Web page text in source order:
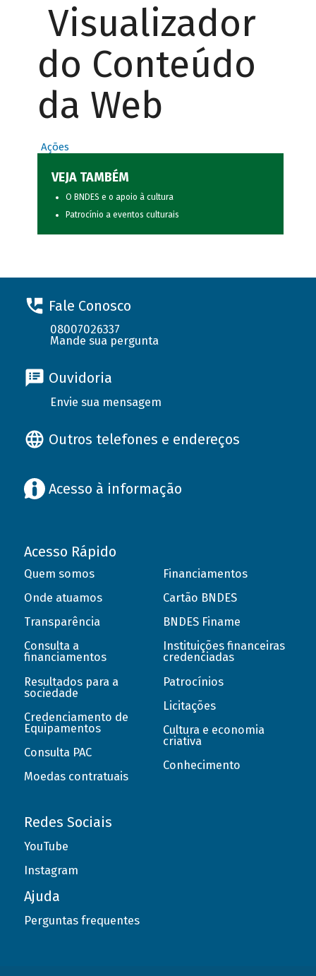
Visualizador
do Conteúdo
da Web
Ações
VEJA TAMBÉM
O BNDES e o apoio à cultura
Patrocínio a eventos culturais
Fale Conosco
08007026337
Mande sua pergunta
Ouvidoria
Envie sua mensagem
Outros telefones e endereços
Acesso à informação
Acesso Rápido
Quem somos
Onde atuamos
Transparência
Consulta a
financiamentos
Resultados para a
sociedade
Credenciamento de
Equipamentos
Consulta PAC
Moedas contratuais
Financiamentos
Cartão BNDES
BNDES Finame
Instituições financeiras
credenciadas
Patrocínios
Licitações
Cultura e economia
criativa
Conhecimento
Redes Sociais
YouTube
Instagram
Ajuda
Perguntas frequentes